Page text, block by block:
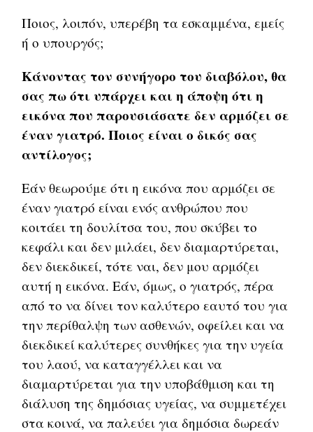
Ποιος, λοιπόν, υπερέβη τα εσκαμμένα, εμείς
ή ο υπουργός;
Κάνοντας τον συνήγορο του διαβόλου, θα
σας πω ότι υπάρχει και η άποψη ότι η
εικόνα που παρουσιάσατε δεν αρμόζει σε
έναν γιατρό. Ποιος είναι ο δικός σας
αντίλογος;
Εάν θεωρούμε ότι η εικόνα που αρμόζει σε
έναν γιατρό είναι ενός ανθρώπου που
κοιτάει τη δουλίτσα του, που σκύβει το
κεφάλι και δεν μιλάει, δεν διαμαρτύρεται,
δεν διεκδικεί, τότε ναι, δεν μου αρμόζει
αυτή η εικόνα. Εάν, όμως, ο γιατρός, πέρα
από το να δίνει τον καλύτερο εαυτό του για
την περίθαλψη των ασθενών, οφείλει και να
διεκδικεί καλύτερες συνθήκες για την υγεία
του λαού, να καταγγέλλει και να
διαμαρτύρεται για την υποβάθμιση και τη
διάλυση της δημόσιας υγείας, να συμμετέχει
στα κοινά, να παλεύει για δημόσια δωρεάν